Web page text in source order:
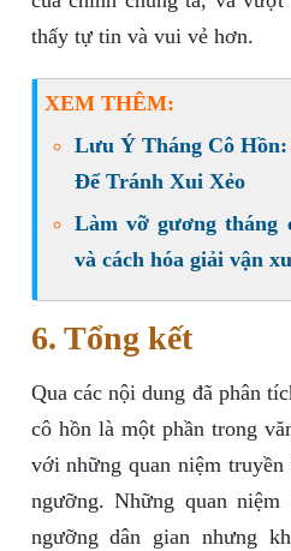
thấy tự tin và vui vẻ hơn.
XEM THÊM:
Lưu Ý Tháng Cô
Để Tránh Xui Xẻo
Làm vỡ gương tháng
và cách hóa giải vận
6. Tổng kết
Qua các nội dung đã phân
cô hồn là một phần trong
với những quan niệm
ngưỡng. Những quan
ngưỡng dân gian nhưng